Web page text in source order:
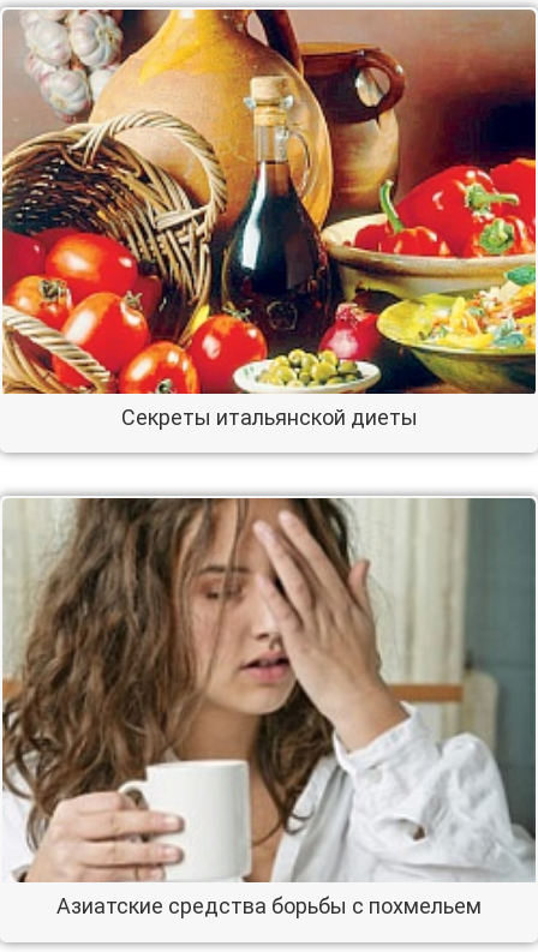
Секреты итальянской диеты
Азиатские средства борьбы с похмельем